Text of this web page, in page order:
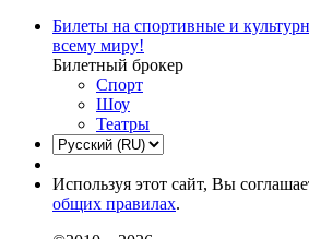
Билеты на спортивные и
всему миру!
Билетный брокер
Спорт
Шоу
Театры
Используя этот сайт, Вы
общих правилах.